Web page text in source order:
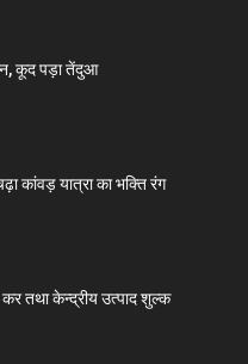
कूद पड़ा तेंदुआ
कांवड़ यात्रा का भक्ति रंग
तथा केन्द्रीय उत्पाद शुल्क